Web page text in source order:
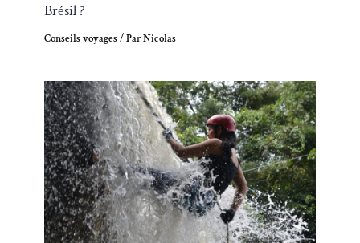
Brésil ?
Conseils voyages/ ParNicolas